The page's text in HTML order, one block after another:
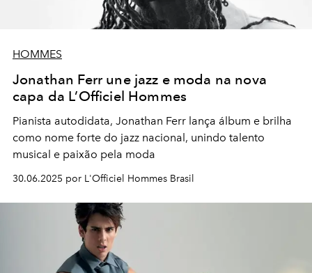
HOMMES
Jonathan Ferr une jazz e moda na nova
capa da L’Officiel Hommes
Pianista autodidata, Jonathan Ferr lança álbum e brilha
como nome forte do jazz nacional, unindo talento
musical e paixão pela moda
30.06.2025 por L'Officiel Hommes Brasil